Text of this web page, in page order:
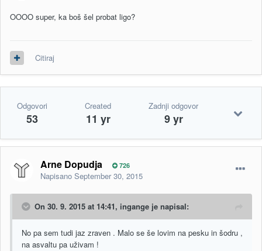
OOOO super, ka boš šel probat ligo?
Citiraj
Odgovori
53
Created
11 yr
Zadnji odgovor
9 yr
Arne Dopudja 726
Napisano September 30, 2015
On 30. 9. 2015 at 14:41, ingange je napisal:
No pa sem tudi jaz zraven . Malo se še lovim na pesku in šodru ,
na asvaltu pa uživam !